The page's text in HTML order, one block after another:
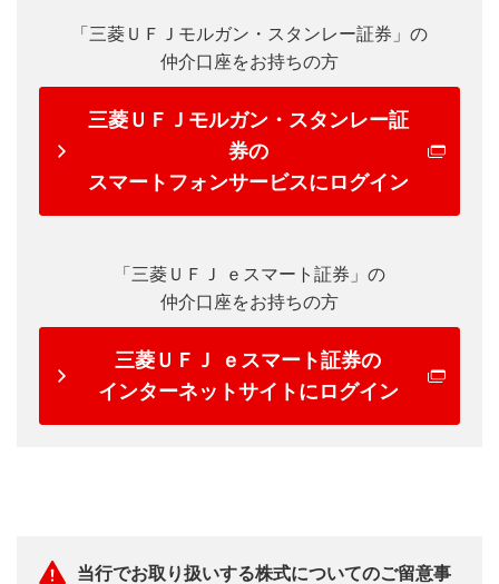
「三菱ＵＦＪモルガン・スタンレー証券」の
仲介口座をお持ちの方
三菱ＵＦＪモルガン・スタンレー証
券の
スマートフォンサービスにログイン
「三菱ＵＦＪ ｅスマート証券」の
仲介口座をお持ちの方
三菱ＵＦＪ ｅスマート証券の
インターネットサイトにログイン
当行でお取り扱いする株式についてのご留意事